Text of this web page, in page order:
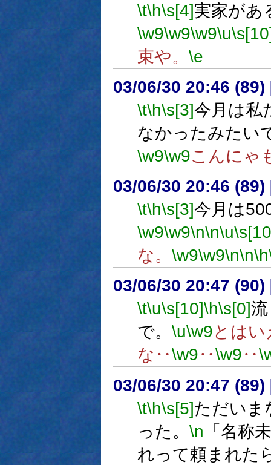
\t\h\s[4]実家があ
\w9\w9\w9\u
束や。 \e
03/06/30 20:46 (89)
\t\h\s[3]今月は私
なかったみたい
\w9\w9こんにゃ
03/06/30 20:46 (89)
\t\h\s[3]今月は
\w9\w9\n\n\u
な。 \w9\w9\n\n\h
03/06/30 20:47 (90)
\t\u\s[10]\h\s[0]
で。 \u\w9とは
な‥\w9‥\w9‥
03/06/30 20:47 (89)
\t\h\s[5]ただいま
った。 \n 「名称
れって頼まれた